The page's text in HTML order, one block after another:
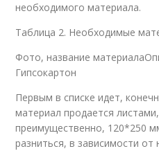
необходимого материала.
Таблица 2. Необходимые
Фото, название
Гипсокартон
Первым в списке идет,
материал продается
преимущественно, 120*250
разниться, в зависимости от